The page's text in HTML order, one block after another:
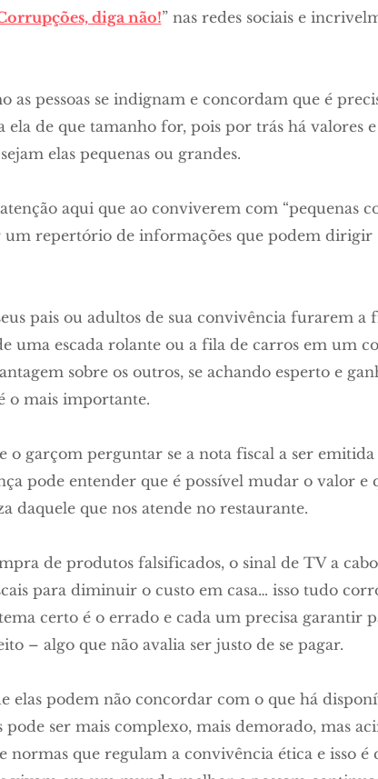
diga não!” nas redes sociais e
as pessoas se indignam e concordam que é
ela de que tamanho for, pois por trás há valores
elas pequenas ou grandes.
aqui que ao conviverem com “pequenas
repertório de informações que podem dirigir
pais ou adultos de sua convivência furarem a
uma escada rolante ou a fila de carros em um
sobre os outros, se achando esperto e
o mais importante.
o garçom perguntar se a nota fiscal a ser
pode entender que é possível mudar o valor e
daquele que nos atende no restaurante.
de produtos falsificados, o sinal de TV a
para diminuir o custo em casa… isso tudo
certo é o errado e cada um precisa garantir
– algo que não avalia ser justo de se pagar.
elas podem não concordar com o que há
pode ser mais complexo, mais demorado, mas
normas que regulam a convivência ética e isso é